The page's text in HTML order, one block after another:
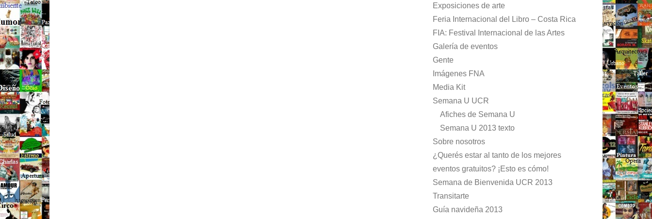
Exposiciones de arte
Feria Internacional del Libro – Costa Rica
FIA: Festival Internacional de las Artes
Galería de eventos
Gente
Imágenes FNA
Media Kit
Semana U UCR
Afiches de Semana U
Semana U 2013 texto
Sobre nosotros
¿Querés estar al tanto de los mejores
eventos gratuitos? ¡Esto es cómo!
Semana de Bienvenida UCR 2013
Transitarte
Guía navideña 2013